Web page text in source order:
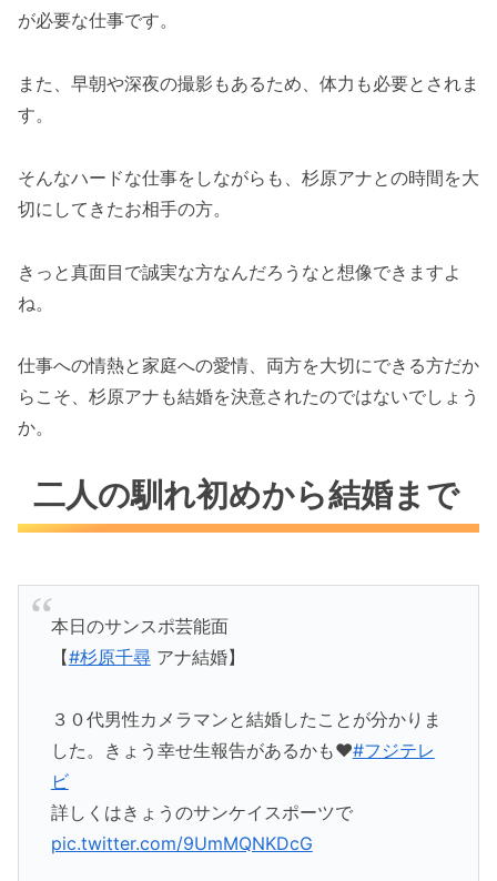
が必要な仕事です。
また、早朝や深夜の撮影もあるため、体力も必要とされま
す。
そんなハードな仕事をしながらも、杉原アナとの時間を大
切にしてきたお相手の方。
きっと真面目で誠実な方なんだろうなと想像できますよ
ね。
仕事への情熱と家庭への愛情、両方を大切にできる方だか
らこそ、杉原アナも結婚を決意されたのではないでしょう
か。
二人の馴れ初めから結婚まで
本日のサンスポ芸能面
【#杉原千尋アナ結婚】
３０代男性カメラマンと結婚したことが分かりま
した。きょう幸せ生報告があるかも❤️#フジテレ
ビ
詳しくはきょうのサンケイスポーツで
pic.twitter.com/9UmMQNKDcG